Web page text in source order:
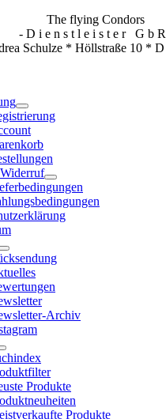
The flying Condors
- D i e n s t l e i s t e r G b
Schulze * Höllstraße 10 * D
Archiv
Produkte
Produkte